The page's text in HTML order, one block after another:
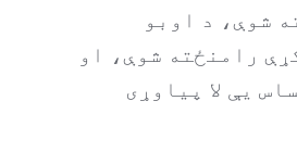
شوې، د اوبو
رامنځته شوې، او
یې لا پیاوړی